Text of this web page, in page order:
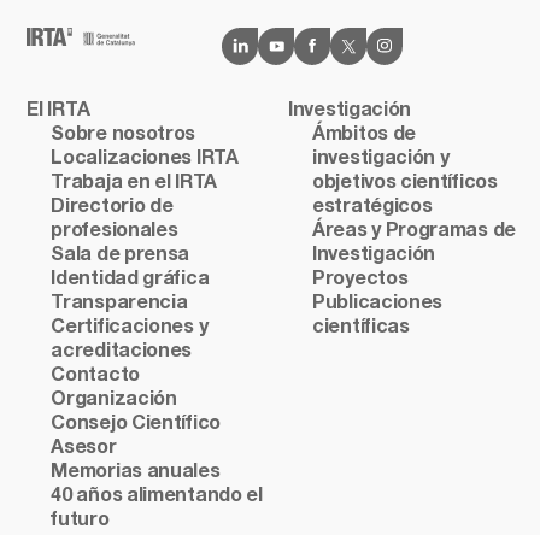
El IRTA
Sobre nosotros
Localizaciones IRTA
Trabaja en el IRTA
Directorio de
profesionales
Sala de prensa
Identidad gráfica
Transparencia
Certificaciones y
acreditaciones
Contacto
Organización
Consejo Científico
Asesor
Memorias anuales
40 años alimentando el
futuro
Investigación
Ámbitos de
investigación y
objetivos científicos
estratégicos
Áreas y Programas de
Investigación
Proyectos
Publicaciones
científicas